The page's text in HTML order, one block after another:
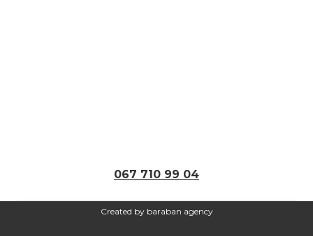
067 710 99 04
Created by baraban agency